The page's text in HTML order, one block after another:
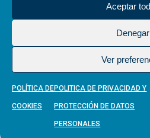
Aceptar
Denegar
Ver
POLÍTICA DE
COOKIES
POLITICA DE PRIVACIDAD Y
PROTECCIÓN DE DATOS
PERSONALES
Aviso Legal-Política de